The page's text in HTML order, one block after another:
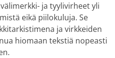
ja tyylivirheet yli
eikä piilokuluja. Se
ja virkkeiden
hiomaan tekstiä nopeasti